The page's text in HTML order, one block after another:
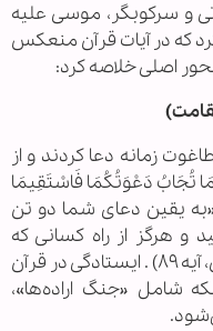
و سرکوبگر، موسی علیه
کرد که در آیات قرآن منعکس
اصلی خلاصه کرد:
زمانه دعا کردند و از
تُجَابُ دَعْوَتُکُمَا فَاسْتَقِیمَا
«به یقین دعای شما دو تن
و هرگز از راه کسانی که
نمی‌دانند پیروی نکنید» (سوره یونس، آیه ۸۹) . ایستادگی در قرآن
شامل «جنگ اراده‌ها»،